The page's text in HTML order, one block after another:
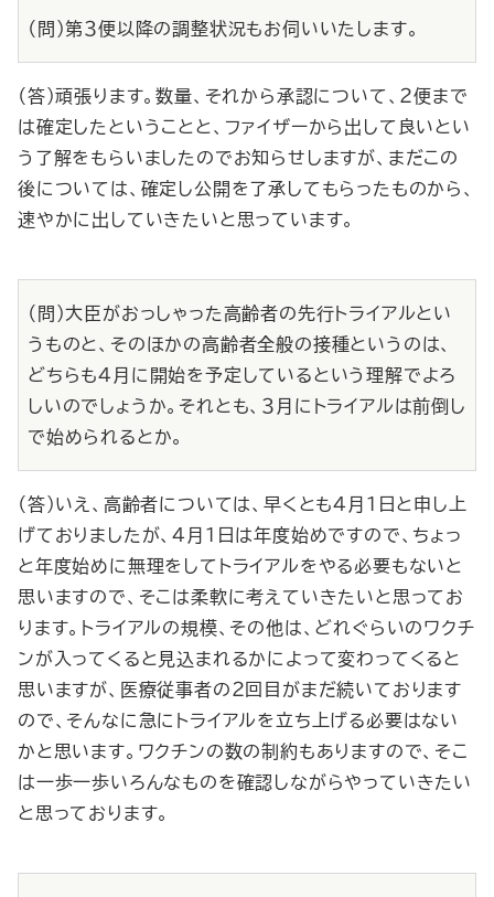
（問）第３便以降の調整状況もお伺いいたします。
（答）頑張ります。数量、それから承認について、２便まで
は確定したということと、ファイザーから出して良いとい
う了解をもらいましたのでお知らせしますが、まだこの
後については、確定し公開を了承してもらったものから、
速やかに出していきたいと思っています。
（問）大臣がおっしゃった高齢者の先行トライアルとい
うものと、そのほかの高齢者全般の接種というのは、
どちらも４月に開始を予定しているという理解でよろ
しいのでしょうか。それとも、３月にトライアルは前倒し
で始められるとか。
（答）いえ、高齢者については、早くとも４月１日と申し上
げておりましたが、４月１日は年度始めですので、ちょっ
と年度始めに無理をしてトライアルをやる必要もないと
思いますので、そこは柔軟に考えていきたいと思ってお
ります。トライアルの規模、その他は、どれぐらいのワクチ
ンが入ってくると見込まれるかによって変わってくると
思いますが、医療従事者の２回目がまだ続いております
ので、そんなに急にトライアルを立ち上げる必要はない
かと思います。ワクチンの数の制約もありますので、そこ
は一歩一歩いろんなものを確認しながらやっていきたい
と思っております。